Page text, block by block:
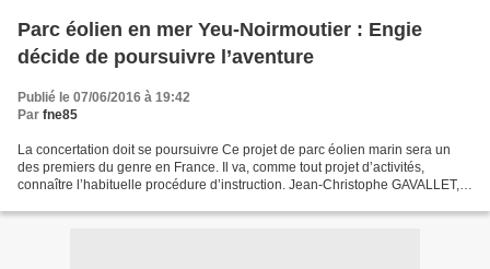
Parc éolien en mer Yeu-Noirmoutier : Engie
décide de poursuivre l’aventure
Publié le 07/06/2016 à 19:42
Par fne85
La concertation doit se poursuivre Ce projet de parc éolien marin sera un
des premiers du genre en France. Il va, comme tout projet d’activités,
connaître l’habituelle procédure d’instruction. Jean-Christophe GAVALLET,